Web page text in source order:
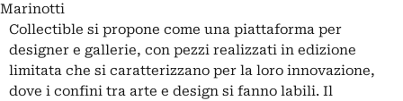
Marinotti
Collectible si propone come una piattaforma per
designer e gallerie, con pezzi realizzati in edizione
limitata che si caratterizzano per la loro innovazione,
dove i confini tra arte e design si fanno labili. Il